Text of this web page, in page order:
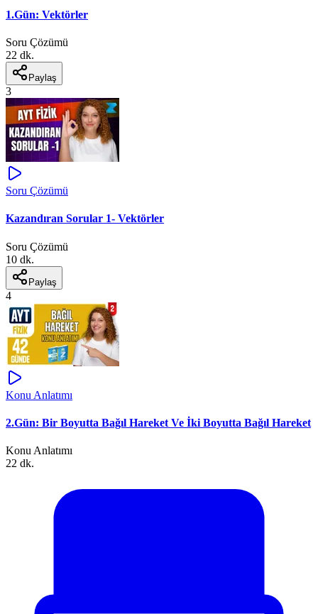
1.Gün: Vektörler
Soru Çözümü
22 dk.
Paylaş
3
Soru Çözümü
Kazandıran Sorular 1- Vektörler
Soru Çözümü
10 dk.
Paylaş
4
Konu Anlatımı
2.Gün: Bir Boyutta Bağıl Hareket Ve İki Boyutta Bağıl Hareket
Konu Anlatımı
22 dk.